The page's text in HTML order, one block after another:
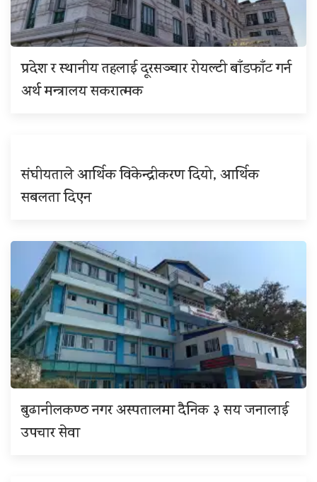
प्रदेश र स्थानीय तहलाई दूरसञ्चार रोयल्टी बाँडफाँट गर्न
अर्थ मन्त्रालय सकरात्मक
संघीयताले आर्थिक विकेन्द्रीकरण दियो, आर्थिक
सबलता दिएन
बुढानीलकण्ठ नगर अस्पतालमा दैनिक ३ सय जनालाई
उपचार सेवा